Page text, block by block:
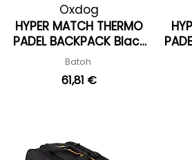
Oxdog
HYPER MATCH THERMO
PADEL BACKPACK Black
'25
Batoh
61,81 €